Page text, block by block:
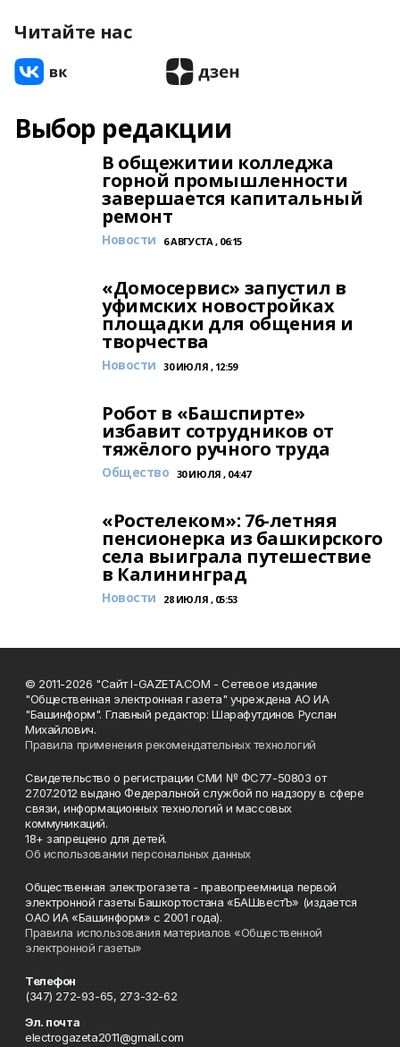
Читайте нас
Выбор редакции
В общежитии колледжа
горной промышленности
завершается капитальный
ремонт
Новости 6 АВГУСТА , 06:15
«Домосервис» запустил в
уфимских новостройках
площадки для общения и
творчества
Новости 30 ИЮЛЯ , 12:59
Робот в «Башспирте»
избавит сотрудников от
тяжёлого ручного труда
Общество 30 ИЮЛЯ , 04:47
«Ростелеком»: 76-летняя
пенсионерка из башкирского
села выиграла путешествие
в Калининград
Новости 28 ИЮЛЯ , 05:53
© 2011-2026 "Сайт I-GAZETA.COM - Сетевое издание
"Общественная электронная газета" учреждена АО ИА
"Башинформ". Главный редактор: Шарафутдинов Руслан
Михайлович.
Правила применения рекомендательных технологий
Свидетельство о регистрации СМИ № ФС77-50803 от
27.07.2012 выдано Федеральной службой по надзору в сфере
связи, информационных технологий и массовых
коммуникаций.
18+ запрещено для детей.
Об использовании персональных данных
Общественная электрогазета - правопреемница первой
электронной газеты Башкортостана «БАШвестЪ» (издается
ОАО ИА «Башинформ» с 2001 года).
Правила использования материалов «Общественной
электронной газеты»
Телефон
(347) 272-93-65, 273-32-62
Эл. почта
electrogazeta2011@gmail.com